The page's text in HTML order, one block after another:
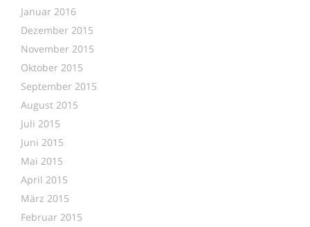
Januar 2016
Dezember 2015
November 2015
Oktober 2015
September 2015
August 2015
Juli 2015
Juni 2015
Mai 2015
April 2015
März 2015
Februar 2015